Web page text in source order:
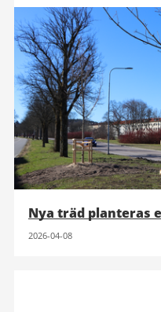
Nya träd planteras
2026-04-08